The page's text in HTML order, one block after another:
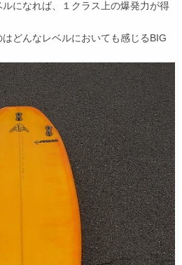
になれば、１クラス上の爆発力が得
はどんなレベルにおいても感じるBIG